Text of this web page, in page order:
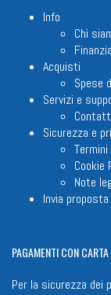
Info
Chi
Acquisti
Spese
Servizi e
Sicurezza e
Cookie
Note
Invia
PAGAMENTICON
Per la sicurezza dei